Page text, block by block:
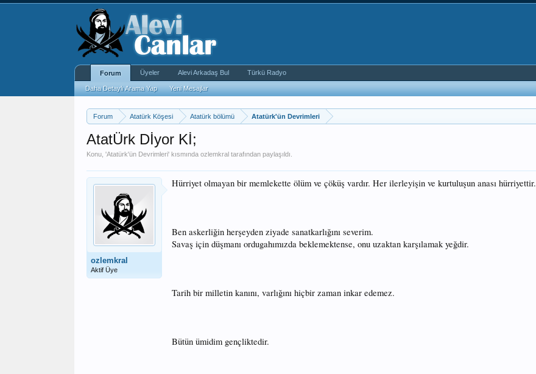
Forum Atatürk Köşesi Atatürk bölümü Atatürk'ün Devrimleri
AtatÜrk Dİyor Kİ;
Konu, 'Atatürk'ün Devrimleri' kısmında ozlemkral tarafından paylaşıldı.
ozlemkral
Aktif Üye
Hürriyet olmayan bir memlekette ölüm ve çöküş vardır. Her ilerleyişin ve kurtuluşun anası hürriyettir.
Ben askerliğin herşeyden ziyade sanatkarlığını severim.
Savaş için düşmanı ordugahımızda beklemektense, onu uzaktan karşılamak yeğdir.
Tarih bir milletin kanını, varlığını hiçbir zaman inkar edemez.
Bütün ümidim gençliktedir.
Forum
Daha Detaylı Arama Yap Yeni Mesajlar
Üyeler Alevi Arkadaş Bul Türkü Radyo